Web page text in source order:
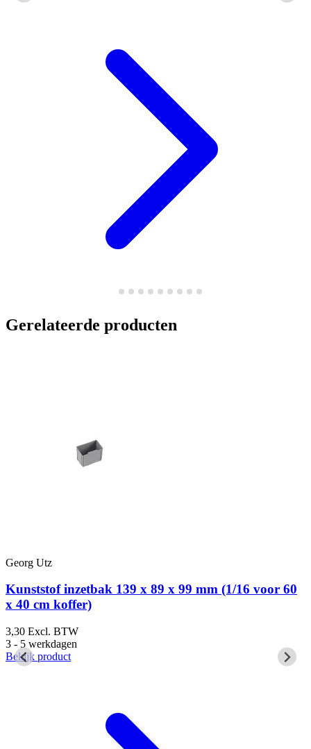
Gerelateerde producten
Georg Utz
Kunststof inzetbak 139 x 89 x 99 mm (1/16 voor 60
x 40 cm koffer)
3,30 Excl. BTW
3 - 5 werkdagen
Bekijk product